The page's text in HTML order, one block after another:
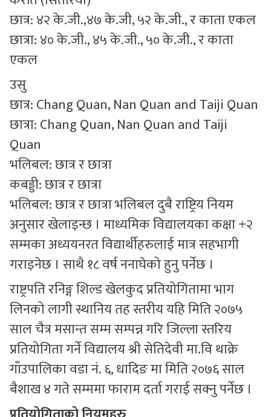
छात्र: ४२ के.जी.,४७ के.जी, ५२ के.जी., र काता एकल
छात्रा: ४० के.जी., ४५ के.जी., ५० के.जी., र काता
एकल
उसु
छात्र: Chang Quan, Nan Quan and Taiji Quan
छात्रा: Chang Quan, Nan Quan and Taiji
Quan
भलिबल: छात्र र छात्रा
कबड्डी: छात्र र छात्रा
भलिबल: छात्र र छात्रा भलिबल दुबै राष्ट्रिय नियम
अनुसार खेलाइन्छ । माध्यमिक विद्यालयका कक्षा +२
सम्मका अध्ययनरत विद्यार्थीहरुलाई मात्र सहभागी
गराइनेछ । साथै १८ वर्ष ननाघेको हुनु पर्नेछ ।
राष्ट्रपति रनिङ्ग शिल्ड खेलकुद प्रतियोगितामा भाग
लिनको लागी स्थानिय तह स्तरीय यहि मिति २०७५
साल चैत्र मसान्त सम्म सम्पन्न गरि जिल्ला स्तरिय
प्रतियोगिता गर्ने विद्यालय श्री सेतिदेवी मा.वि थाक्रे
गाँउपालिका वडा नं. ६, धादिङ मा मिति २०७६ साल
बैशाख ४ गते सम्ममा फाराम दर्ता गराई सक्नु पर्नेछ ।